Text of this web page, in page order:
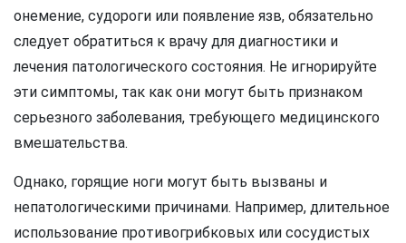
онемение, судороги или появление язв, обязательно
следует обратиться к врачу для диагностики и
лечения патологического состояния. Не игнорируйте
эти симптомы, так как они могут быть признаком
серьезного заболевания, требующего медицинского
вмешательства.
Однако, горящие ноги могут быть вызваны и
непатологическими причинами. Например, длительное
использование противогрибковых или сосудистых